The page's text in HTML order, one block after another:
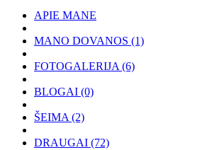
APIE MANE
MANO DOVANOS (1)
FOTOGALERIJA (6)
BLOGAI (0)
ŠEIMA (2)
DRAUGAI (72)